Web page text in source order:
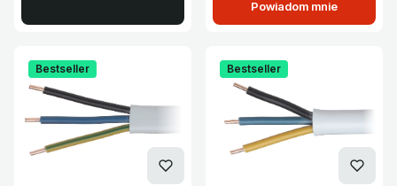
Powiadom mnie
Bestseller Bestseller